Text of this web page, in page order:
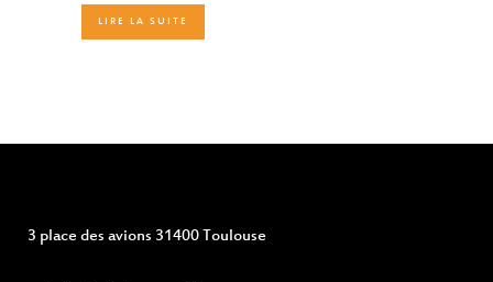
LIRE LA SUITE
3 place des avions 31400 Toulouse